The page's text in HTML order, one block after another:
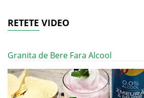
RETETE VIDEO
Granita de Bere Fara Alcool